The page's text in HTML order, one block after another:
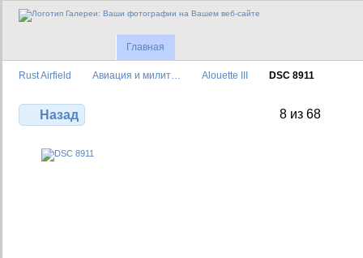
Главная
Rust Airfield Авиация и милит… Alouette III DSC 8911
Назад 8 из 68